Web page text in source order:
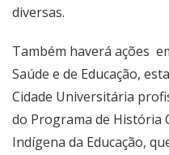
diversas.
Também haverá ações
Saúde e de Educação,
Cidade Universitária
do Programa de História
Indígena da Educação,